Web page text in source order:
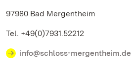
97980 Bad Mergentheim
Tel. +49(0)7931.52212
info@schloss-mergentheim.de